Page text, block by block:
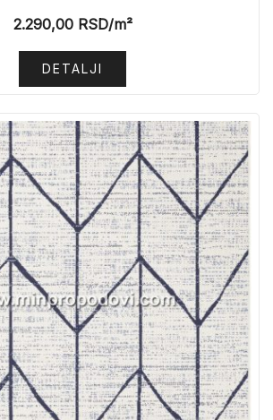
2.290,00RSD/m²
DETALJI